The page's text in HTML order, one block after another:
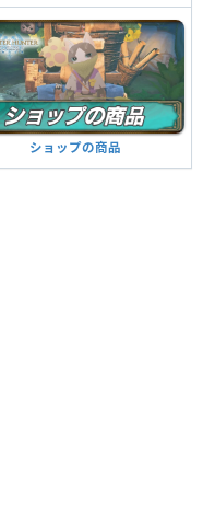
ショップの商品